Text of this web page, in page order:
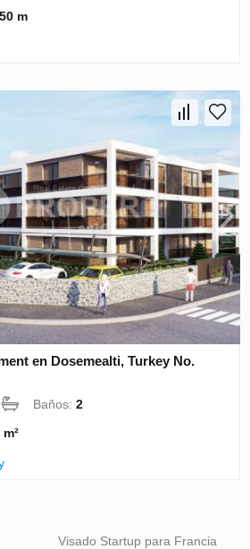
50 m
en Dosemealti, Turkey No.
Baños:2
m²
Visado Startup para Francia